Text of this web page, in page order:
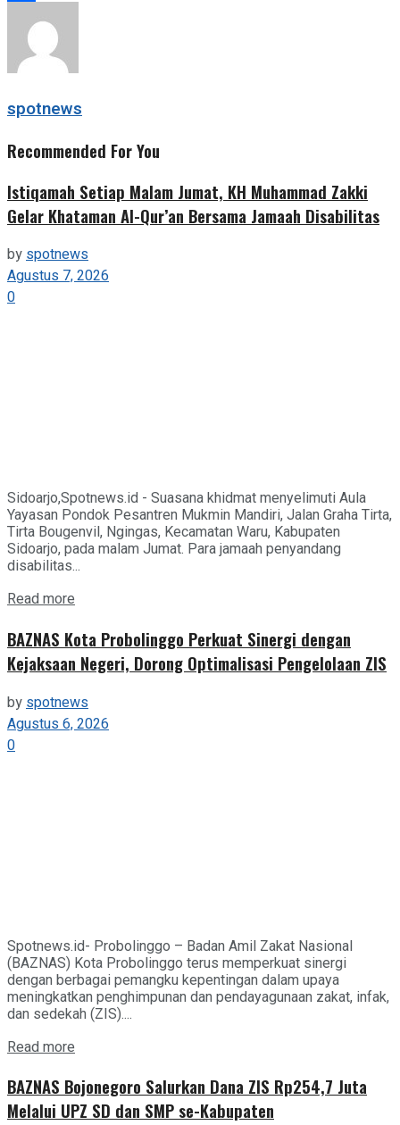
Share
spotnews
Recommended For You
Istiqamah Setiap Malam Jumat, KH Muhammad Zakki
Gelar Khataman Al-Qur’an Bersama Jamaah Disabilitas
byspotnews
Agustus 7, 2026
0
Sidoarjo,Spotnews.id - Suasana khidmat menyelimuti Aula
Yayasan Pondok Pesantren Mukmin Mandiri, Jalan Graha Tirta,
Tirta Bougenvil, Ngingas, Kecamatan Waru, Kabupaten
Sidoarjo, pada malam Jumat. Para jamaah penyandang
disabilitas...
Read more
BAZNAS Kota Probolinggo Perkuat Sinergi dengan
Kejaksaan Negeri, Dorong Optimalisasi Pengelolaan ZIS
by spotnews
Agustus 6, 2026
0
Spotnews.id- Probolinggo – Badan Amil Zakat Nasional
(BAZNAS) Kota Probolinggo terus memperkuat sinergi
dengan berbagai pemangku kepentingan dalam upaya
meningkatkan penghimpunan dan pendayagunaan zakat, infak,
dan sedekah (ZIS)....
Read more
BAZNAS Bojonegoro Salurkan Dana ZIS Rp254,7 Juta
Melalui UPZ SD dan SMP se-Kabupaten